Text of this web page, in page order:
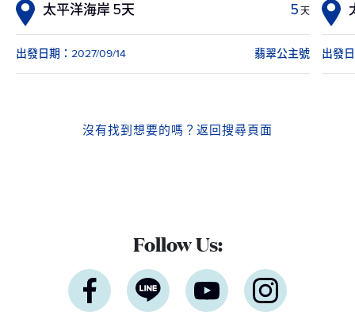
太平洋海岸 5天 5 天
出發日期：2027/09/14 翡翠公主號 出發
沒有找到想要的嗎？ 返回搜尋頁面
Follow Us: